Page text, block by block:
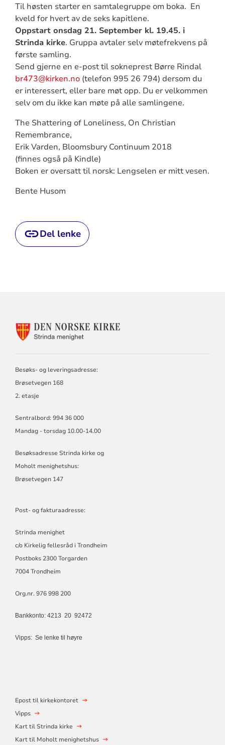
Til høsten starter en samtalegruppe om boka. En
kveld for hvert av de seks kapitlene.
Oppstart onsdag 21. September kl. 19.45. i
Strinda kirke. Gruppa avtaler selv møtefrekvens på
første samling.
Send gjerne en e-post til sokneprest Børre Rindal
br473@kirken.no(telefon 995 26 794) dersom du
er interessert, eller bare møt opp. Du er velkommen
selv om du ikke kan møte på alle samlingene.
The Shattering of Loneliness, On Christian
Remembrance,
Erik Varden, Bloomsbury Continuum 2018
(finnes også på Kindle)
Boken er oversatt til norsk: Lengselen er mitt vesen.
Bente Husom
Del lenke
Besøks- og leveringsadresse:
Brøsetvegen 168
2. etasje
Sentralbord: 994 36 000
Mandag - torsdag 10.00-14.00
Besøksadresse Strinda kirke og
Moholt menighetshus:
Brøsetvegen 147
Post- og fakturaadresse:
Strinda menighet
c/o Kirkelig fellesråd i Trondheim
Postboks 2300 Torgarden
7004 Trondheim
Org.nr. 976 998 200
Bankkonto: 4213 20 92472
Vipps: Se lenke til høyre
Epost til kirkekontoret
Vipps
Kart til Strinda kirke
Kart til Moholt menighetshus